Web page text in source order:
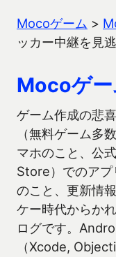
Mocoゲーム >
ッカー中継を見
Mocoゲ
ゲーム作成の悲
（無料ゲーム多
マホのこと、公
Store）でのアプ
のこと、更新情
ケー時代からか
ログです。
（Xcode,